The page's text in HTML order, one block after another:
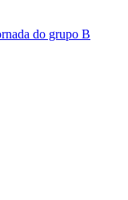
do grupo B